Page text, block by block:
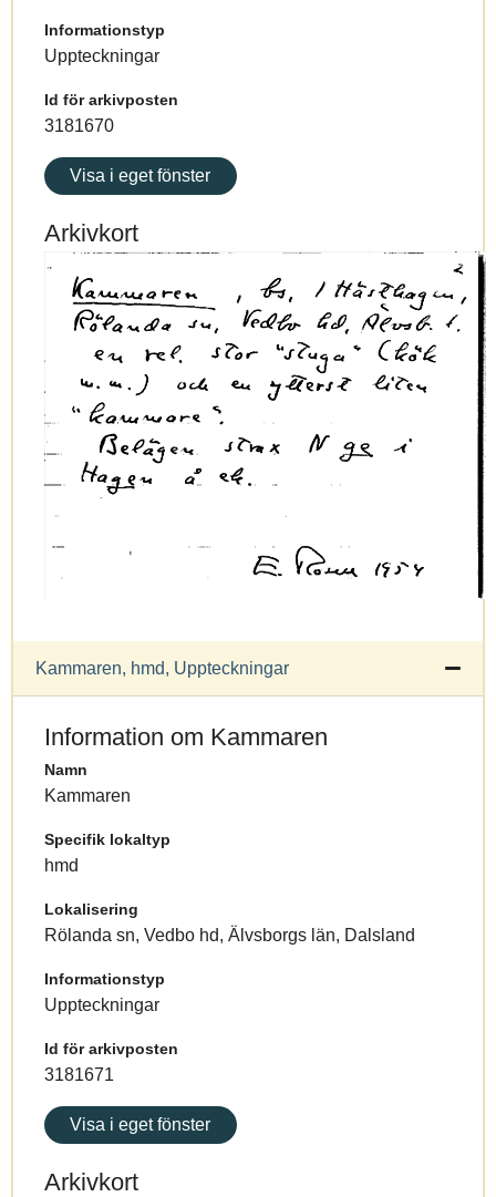
Informationstyp
Uppteckningar
Id för arkivposten
3181670
Visa i eget fönster
Arkivkort
Kammaren, hmd, Uppteckningar
Information om Kammaren
Namn
Kammaren
Specifik lokaltyp
hmd
Lokalisering
Rölanda sn, Vedbo hd, Älvsborgs län, Dalsland
Informationstyp
Uppteckningar
Id för arkivposten
3181671
Visa i eget fönster
Arkivkort